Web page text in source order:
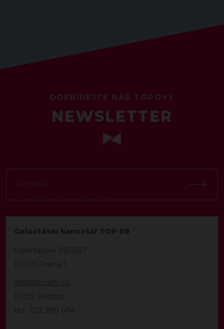
ODEBÍREJTE NÁŠ TOPOVÝ
NEWSLETTER
Celostátní kancelář TOP 09
Opletalova 1603/57
110 00 Praha 1
info@top09.cz
IDDS: 86ttzqc
tel.: 732 399 674